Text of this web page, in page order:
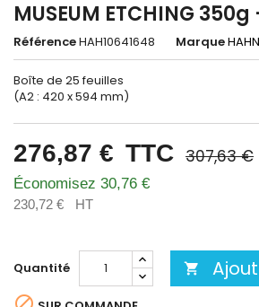
MUSEUM ETCHING 350g
RéférenceHAH10641648 Marque
Boîte de 25 feuilles
(A2 : 420 x 594 mm)
276,87 € TTC 307,63 €
Économisez 30,76 €
230,72 € HT
Quantité 